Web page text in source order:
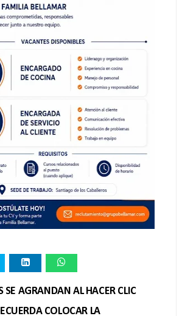
SE AGRANDAN AL HACER CLIC
COLOCAR LA